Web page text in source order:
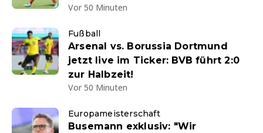
Vor 50 Minuten
Fußball
Arsenal vs. Borussia Dortmund
jetzt live im Ticker: BVB führt 2:0
zur Halbzeit!
Vor 50 Minuten
Europameisterschaft
Busemann exklusiv: "Wir